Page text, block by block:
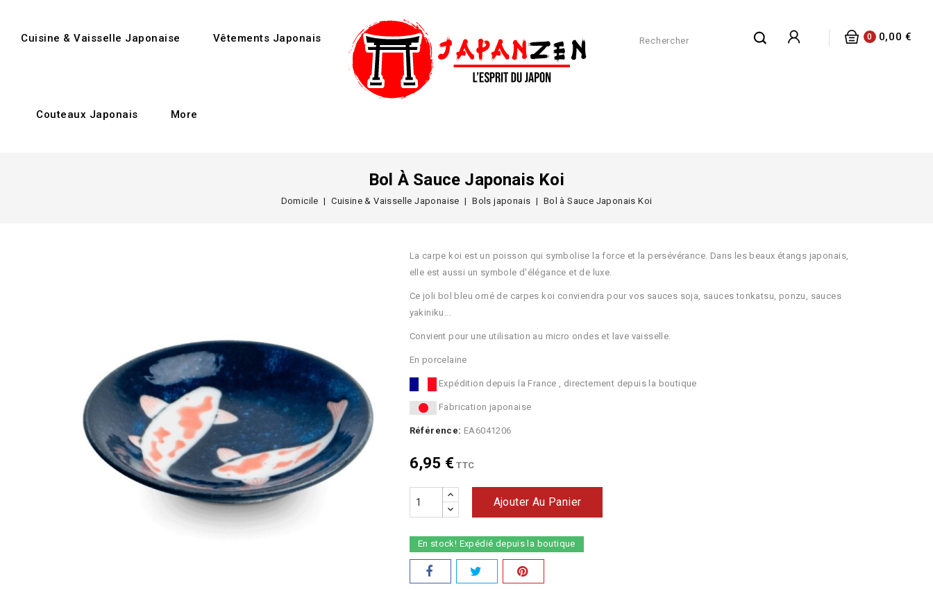
0 0,00 €
Cuisine & Vaisselle Japonaise Vêtements Japonais
Couteaux Japonais More
Bol À Sauce Japonais Koi
Domicile Cuisine & Vaisselle Japonaise Bols japonais Bol à Sauce Japonais Koi
La carpe koi est un poisson qui symbolise la force et la persévérance. Dans les beaux étangs japonais,
elle est aussi un symbole d'élégance et de luxe.
Ce joli bol bleu orné de carpes koi conviendra pour vos sauces soja, sauces tonkatsu, ponzu, sauces
yakiniku...
Convient pour une utilisation au micro ondes et lave vaisselle.
En porcelaine
Expédition depuis la France , directement depuis la boutique
Fabrication japonaise
Référence: EA6041206
6,95 € TTC
Ajouter Au Panier
En stock! Expédié depuis la boutique